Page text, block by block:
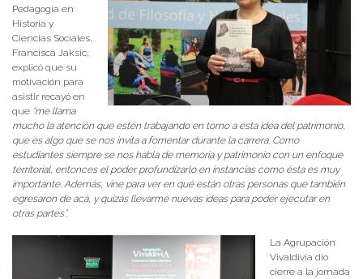
Pedagogía en
Historia y
Ciencias Sociales,
Francisca Jaksic,
explicó que su
motivación para
asistir recayó en
que “me llama
mucho la atención que estén trabajando en torno a esta idea del patrimonio,
que es algo que se nos invita a fomentar durante la carrera. Como
estudiantes siempre se nos habla de memoria y patrimonio con un enfoque
territorial, entonces el poder profundizarlo en instancias como ésta es muy
importante. Además, vine para ver en qué están otras personas que también
egresaron de acá, y quizás llevarme nuevas ideas para poder ejecutar en
otras partes”.
La Agrupación
Vivaldivia dio
cierre a la jornada